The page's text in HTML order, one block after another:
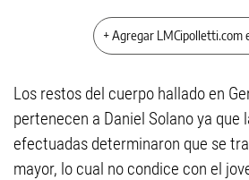
+ Agregar LMCipolletti.com
Los restos del cuerpo hallado en
pertenecen a Daniel Solano ya que
efectuadas determinaron que se
mayor, lo cual no condice con el